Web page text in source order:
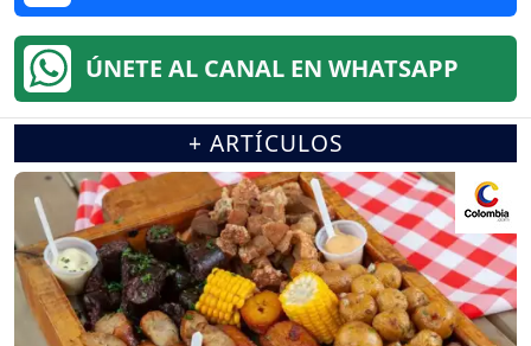
ÚNETE AL CANAL EN WHATSAPP
+ ARTÍCULOS